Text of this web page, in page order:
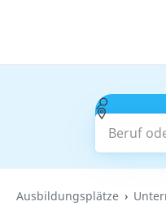
Beruf
Ausbildungsplätze